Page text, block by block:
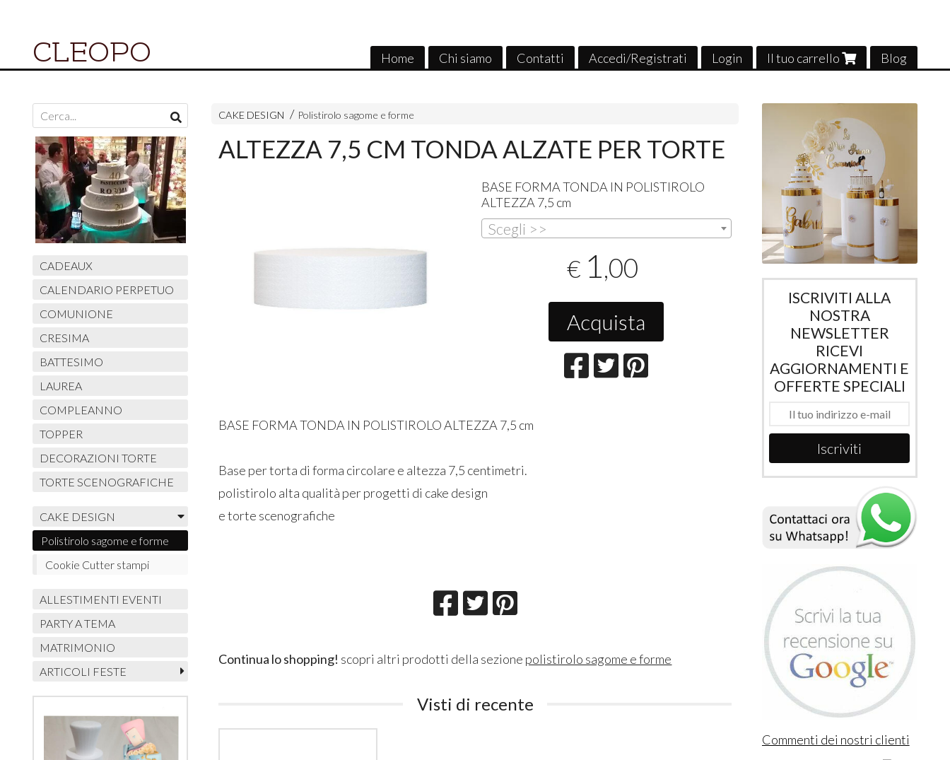
Home Chi siamo Contatti Accedi/Registrati Login Il tuo carrello Blog
CLEOPO
CAKE DESIGN Polistirolo sagome e forme
ALTEZZA 7,5 CM TONDA ALZATE PER TORTE
BASE FORMATONDA IN POLISTIROLO
ALTEZZA 7,5 cm
Scegli >>
€ 1 ,00
Acquista
BASE FORMA TONDA IN POLISTIROLO ALTEZZA 7,5 cm
Base per torta di forma circolare e altezza 7,5 centimetri.
polistirolo alta qualità per progetti di cake design
e torte scenografiche
Continua lo shopping! scopri altri prodotti della sezione polistirolo sagome e forme
Visti di recente
CADEAUX
CALENDARIO PERPETUO
COMUNIONE
CRESIMA
BATTESIMO
LAUREA
COMPLEANNO
TOPPER
DECORAZIONI TORTE
TORTE SCENOGRAFICHE
CAKE DESIGN
Polistirolo sagome e forme
Cookie Cutter stampi
ALLESTIMENTI EVENTI
PARTY A TEMA
MATRIMONIO
ARTICOLI FESTE
ISCRIVITI ALLA
NOSTRA
NEWSLETTER
RICEVI
AGGIORNAMENTI E
OFFERTE SPECIALI
Iscriviti
Commenti dei nostri clienti